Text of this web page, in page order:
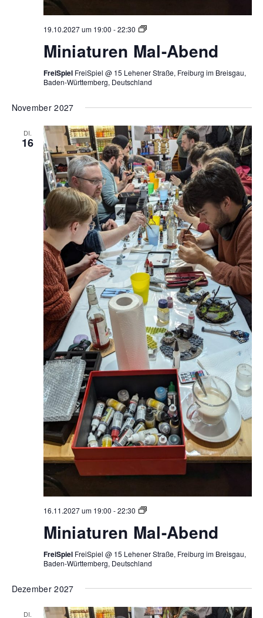
19.10.2027 um 19:00 -22:30
Miniaturen
Abend
Miniaturen Mal-Abend
FreiSpiel FreiSpiel @ 15 Lehener Straße, Freiburg im Breisgau,
Baden-Württemberg, Deutschland
November 2027
DI.
16
16.11.2027 um 19:00 -22:30
Miniaturen
Abend
Miniaturen Mal-Abend
FreiSpiel FreiSpiel @ 15 Lehener Straße, Freiburg im Breisgau,
Baden-Württemberg, Deutschland
Dezember 2027
DI.